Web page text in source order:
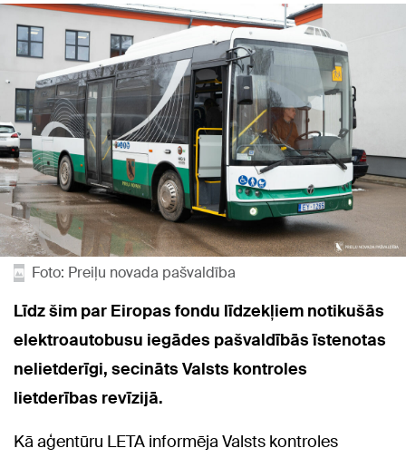
Foto: Preiļu novada pašvaldība
Līdz šim par Eiropas fondu līdzekļiem notikušās
elektroautobusu iegādes pašvaldībās īstenotas
nelietderīgi, secināts Valsts kontroles
lietderības revīzijā.
Kā aģentūru LETA informēja Valsts kontroles